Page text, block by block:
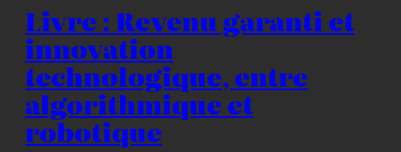
Livre : Revenu garanti et
innovation
technologique, entre
algorithmique et
robotique